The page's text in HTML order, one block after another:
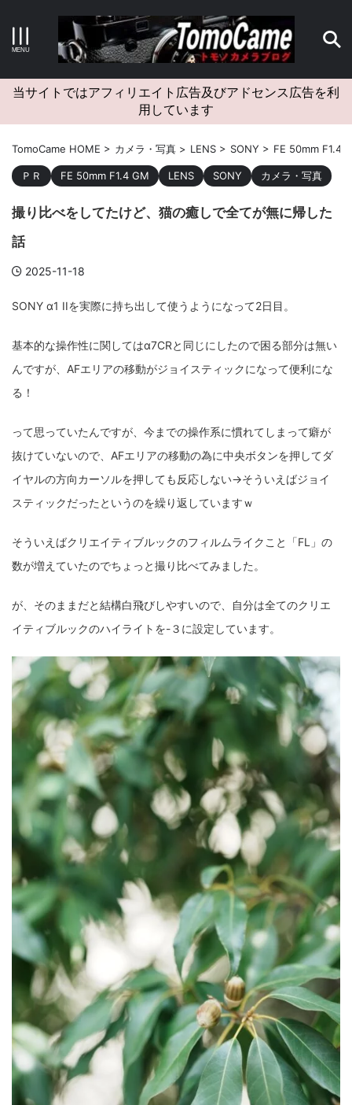
キーワードで検索する
カテゴリー
アーカイブ
タグクラウド
fujifilm game GR III hobby info iPad
iPhone
LUMIX GF9 LUMIX L10 LUMIX S1 LUMIX S9
M(Typ240)
OLYMPUS om-1 II OM-3 om-5 II
PEN E-P7 PENTAX photo Pocket 3
psobb ricoh SIGMA SONY sound
TAMRON TG-6 THETA VILTROX X-T2
X100F X half Xiaomi Pad 6 Xperia1VI Z-1
Z5 Z9 Z30 Z50II Zf Zfc
ZV-1 II α1 II α7CR α6700 フィルムカメラ
フォクトレンダー ライカIIf ライカM4 ライカM10
ライカM10-R ライカX2 ローライ35
ローライコード
当サイトではアフィリエイト広告及びアドセンス広告を利
用しています
TomoCame HOME > カメラ・写真 > LENS > SONY > FE 50mm F1.4
ＰＲ FE 50mm F1.4 GM LENS SONY カメラ・写真
撮り比べをしてたけど、猫の癒しで全てが無に帰した
話
2025-11-18
SONY α1 IIを実際に持ち出して使うようになって2日目。
基本的な操作性に関してはα7CRと同じにしたので困る部分は無い
んですが、AFエリアの移動がジョイスティックになって便利にな
る！
って思っていたんですが、今までの操作系に慣れてしまって癖が
抜けていないので、AFエリアの移動の為に中央ボタンを押してダ
イヤルの方向カーソルを押しても反応しない→そういえばジョイ
スティックだったというのを繰り返していますｗ
そういえばクリエイティブルックのフィルムライクこと「FL」の
数が増えていたのでちょっと撮り比べてみました。
が、そのままだと結構白飛びしやすいので、自分は全てのクリエ
イティブルックのハイライトを-３に設定しています。